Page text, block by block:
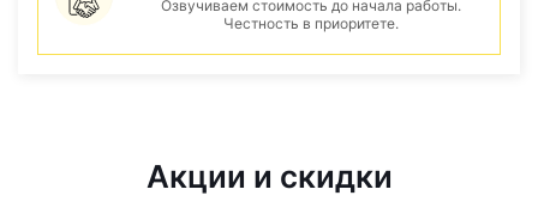
Озвучиваем стоимость до начала работы.
Честность в приоритете.
Акции и скидки